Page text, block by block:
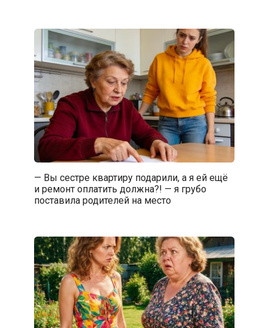
— Вы сестре квартиру подарили, а я ей ещё
и ремонт оплатить должна?! — я грубо
поставила родителей на место